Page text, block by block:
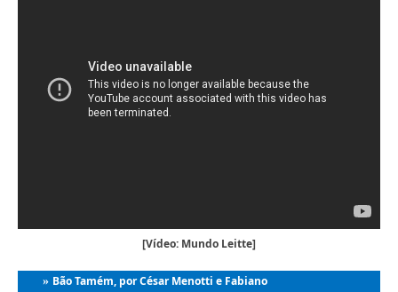
[Vídeo: Mundo Leitte]
» Bão Tamém, por César Menotti e Fabiano